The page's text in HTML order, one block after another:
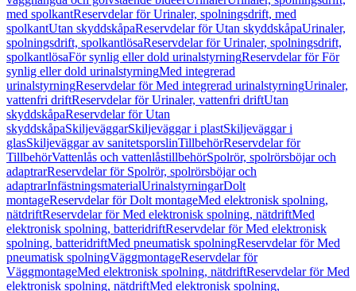
med spolkantReservdelar för Urinaler, spolningsdrift, med
spolkantUtan skyddskåpaReservdelar för Utan skyddskåpaUrinaler,
spolningsdrift, spolkantlösaReservdelar för Urinaler, spolningsdrift,
spolkantlösaFör synlig eller dold urinalstyrningReservdelar för För
synlig eller dold urinalstyrningMed integrerad
urinalstyrningReservdelar för Med integrerad urinalstyrningUrinaler,
vattenfri driftReservdelar för Urinaler, vattenfri driftUtan
skyddskåpaReservdelar för Utan
skyddskåpaSkiljeväggarSkiljeväggar i plastSkiljeväggar i
glasSkiljeväggar av sanitetsporslinTillbehörReservdelar för
TillbehörVattenlås och vattenlåstillbehörSpolrör, spolrörsböjar och
adaptrarReservdelar för Spolrör, spolrörsböjar och
adaptrarInfästningsmaterialUrinalstyrningarDolt
montageReservdelar för Dolt montageMed elektronisk spolning,
nätdriftReservdelar för Med elektronisk spolning, nätdriftMed
elektronisk spolning, batteridriftReservdelar för Med elektronisk
spolning, batteridriftMed pneumatisk spolningReservdelar för Med
pneumatisk spolningVäggmontageReservdelar för
VäggmontageMed elektronisk spolning, nätdriftReservdelar för Med
elektronisk spolning, nätdriftMed elektronisk spolning,